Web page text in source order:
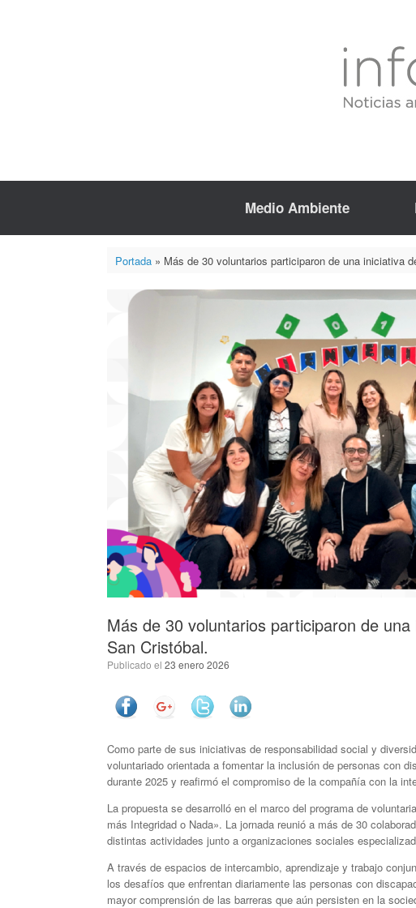
Medio Ambiente
Portada» Más de 30 voluntarios participaron de una iniciativa
Más de 30 voluntarios participaron de
San Cristóbal.
Publicado el 23 enero 2026
Como parte de sus iniciativas de responsabilidad social y
voluntariado orientada a fomentar la inclusión de personas con
durante 2025 y reafirmó el compromiso de la compañía con la
La propuesta se desarrolló en el marco del programa de
más Integridad o Nada». La jornada reunió a más de 30
distintas actividades junto a organizaciones sociales
A través de espacios de intercambio, aprendizaje y trabajo
los desafíos que enfrentan diariamente las personas con
mayor comprensión de las barreras que aún persisten en la